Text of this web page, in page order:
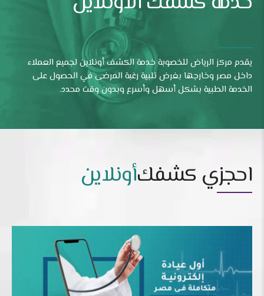
يقدم مركز الرياض للخصوبة خدمة الكشف أونلاين لجميع العملاء
داخل مصر وخارجها بغرض تلبية رغبة المرضى في الحصول على
الخدمة الطبية بشكل أسهل وأسرع وبدون وقت محدد.
احجزي كشفكأونلاين